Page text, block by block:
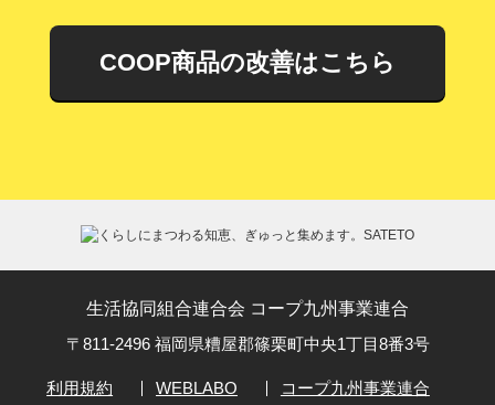
COOP商品の改善はこちら
生活協同組合連合会 コープ九州事業連合
〒811-2496 福岡県糟屋郡篠栗町中央1丁目8番3号
利用規約 WEBLABO コープ九州事業連合